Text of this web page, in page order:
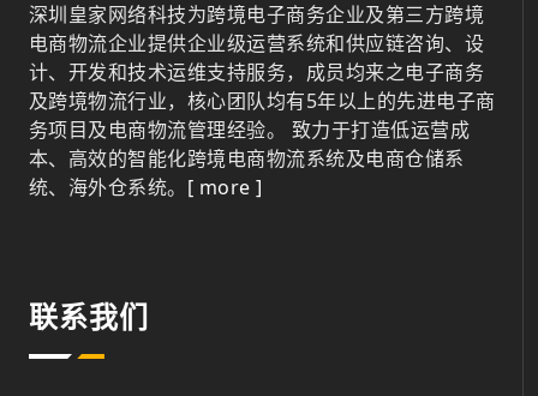
深圳皇家网络科技为跨境电子商务企业及第三方跨境
电商物流企业提供企业级运营系统和供应链咨询、设
计、开发和技术运维支持服务，成员均来之电子商务
及跨境物流行业，核心团队均有5年以上的先进电子商
务项目及电商物流管理经验。 致力于打造低运营成
本、高效的智能化跨境电商物流系统及电商仓储系
统、海外仓系统。 [ more ]
联系我们